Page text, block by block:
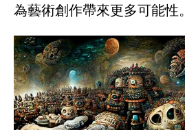
為藝術創作帶來更多可能性。